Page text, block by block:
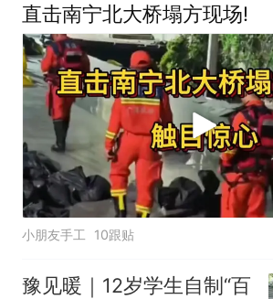
直击南宁北大桥塌方现场!
小朋友手工 10跟贴
豫见暖｜12岁学生自制“百